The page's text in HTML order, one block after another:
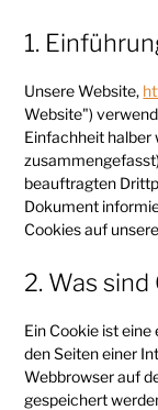
1.
Unsere Website,
Website")
Einfachheit halber
beauftragten
Dokument
Cookies auf
2. Was sind
Ein Cookie ist
den Seiten einer
Webbrowser auf
gespeichert